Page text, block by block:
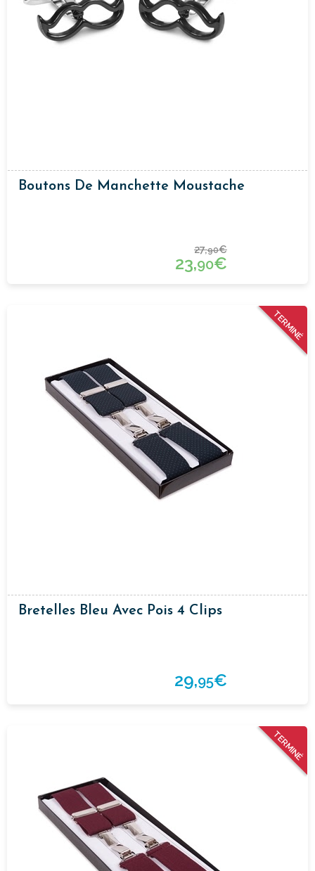
Boutons De Manchette Moustache
27,90€
23,90€
TERMINÉ
Bretelles Bleu Avec Pois 4 Clips
29,95€
TERMINÉ